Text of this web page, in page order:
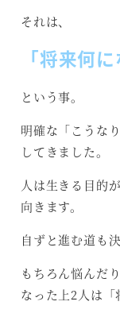
それは、
「将来何
という事。
明確な「こうな
してきました。
人は生きる目的
向きます。
自ずと進む道も
もちろん悩んだ
なった上2人は「